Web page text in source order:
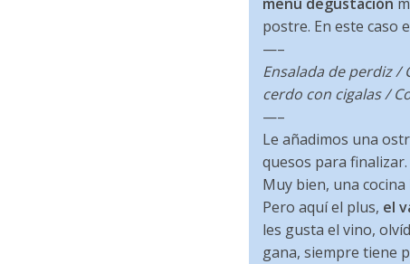
postre. En este caso
—–
Ensalada de perdiz /
cerdo con cigalas /
—–
Le añadimos una
quesos para finalizar.
Muy bien, una
Pero aquí el plus, el
les gusta el vino,
gana, siempre tiene